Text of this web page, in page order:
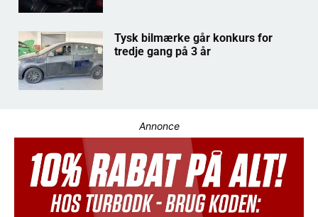
Tysk bilmærke går konkurs for
tredje gang på 3 år
Annonce